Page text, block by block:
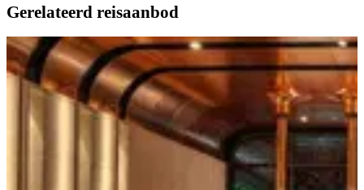
Gerelateerd reisaanbod